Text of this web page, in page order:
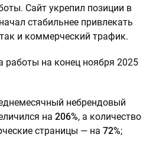
Сайт укрепил позиции в
стабильнее привлекать
и коммерческий трафик.
работы на конец ноября 2025
небрендовый
на 206%, а количество
страницы — на 72%;